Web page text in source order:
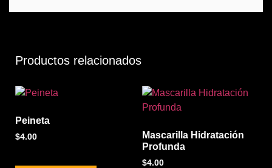
Productos relacionados
Peineta
$4.00
Mascarilla Hidratación
Profunda
$4.00